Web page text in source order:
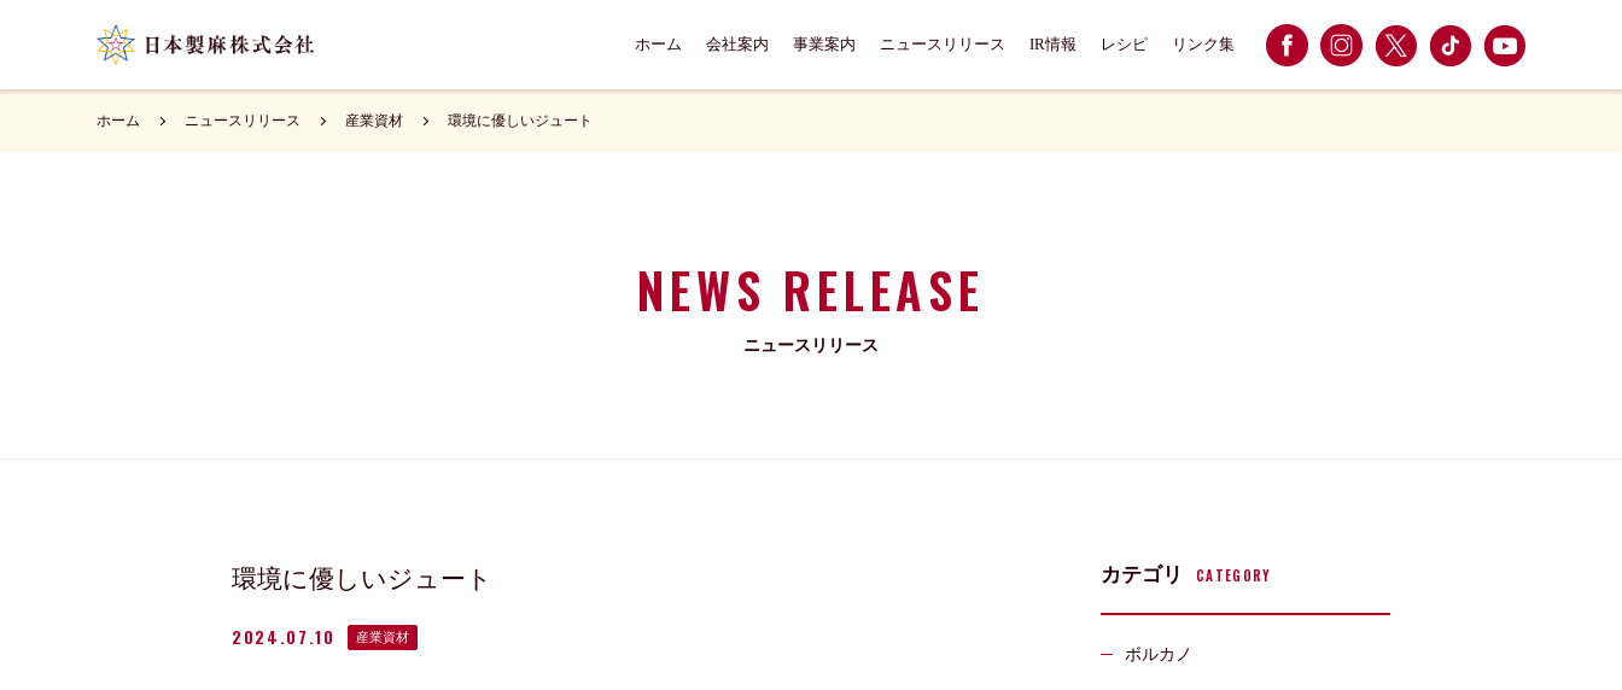
ホーム 会社案内 事業案内 ニュースリリース IR情報 レシピ リンク集
ホーム ニュースリリース 産業資材 環境に優しいジュート
NEWS RELEASE
ニュースリリース
環境に優しいジュート
2024.07.10 産業資材
カテゴリ CATEGORY
ボルカノ